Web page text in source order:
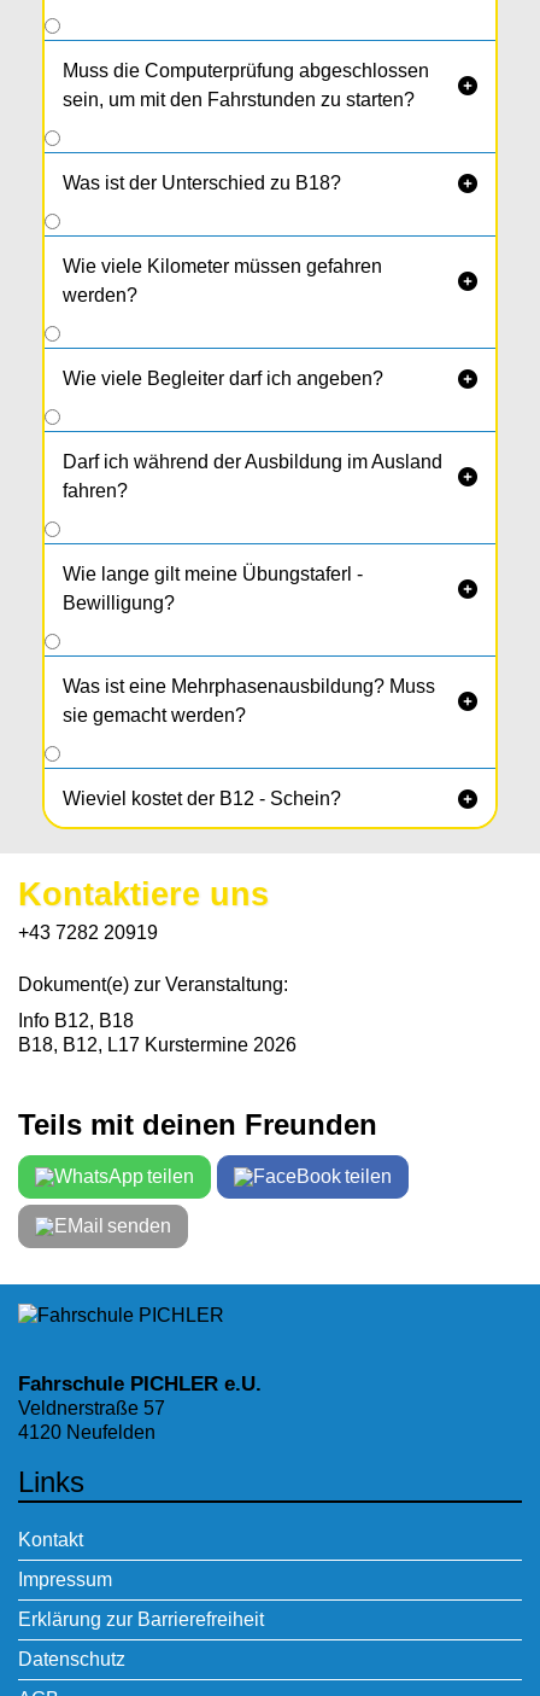
Muss die Computerprüfung abgeschlossen
sein, um mit den Fahrstunden zu starten?

Was ist der Unterschied zu B18? 
Wie viele Kilometer müssen gefahren
werden?

Wie viele Begleiter darf ich angeben? 
Darf ich während der Ausbildung im Ausland
fahren?

Wie lange gilt meine Übungstaferl -
Bewilligung?

Was ist eine Mehrphasenausbildung? Muss
sie gemacht werden?

Wieviel kostet der B12 - Schein? 
Kontaktiere uns
+43 7282 20919
Dokument(e) zur Veranstaltung:
Info B12, B18
B18, B12, L17 Kurstermine 2026
Teils mit deinen Freunden
teilen teilen
senden
Fahrschule PICHLER e.U.
Veldnerstraße 57
4120 Neufelden
Links
Kontakt
Impressum
Erklärung zur Barrierefreiheit
Datenschutz